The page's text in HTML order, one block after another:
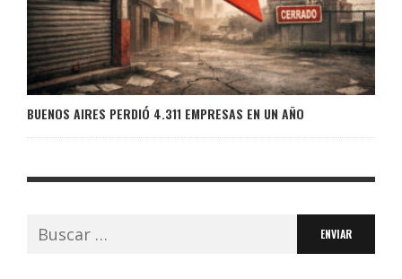
BUENOS AIRES PERDIÓ 4.311 EMPRESAS EN UN AÑO
Buscar: